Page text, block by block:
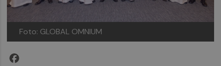
Foto: GLOBAL OMNIUM